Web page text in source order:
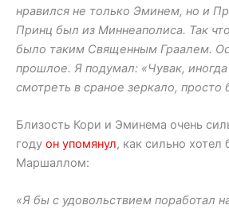
нравился не только Эминем, но и
Принц был из Миннеаполиса. Так
было таким Священным Граалем.
прошлое. Я подумал: «Чувак, иногда
смотреть в сраное зеркало, просто
Близость Кори и Эминема очень
году он упомянул, как сильно хотел
Маршаллом:
«Я бы с удовольствием поработал